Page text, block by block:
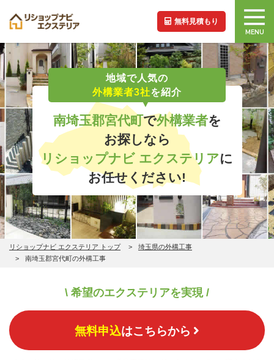
無料見積もり
MENU
地域で人気の
外構業者3社を紹介
南埼玉郡宮代町で外構業者を
お探しなら
リショップナビ エクステリアに
お任せください!
リショップナビ エクステリア トップ
埼玉県の外構工事
南埼玉郡宮代町の外構工事
\ 希望のエクステリアを実現 /
無料申込はこちらから